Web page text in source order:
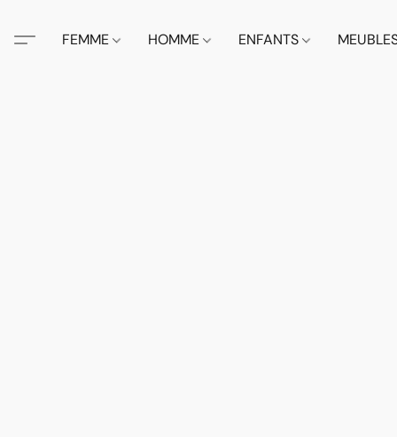
FEMME HOMME ENFANTS